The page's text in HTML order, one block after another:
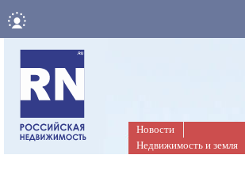
Новости
Недвижимость и земля